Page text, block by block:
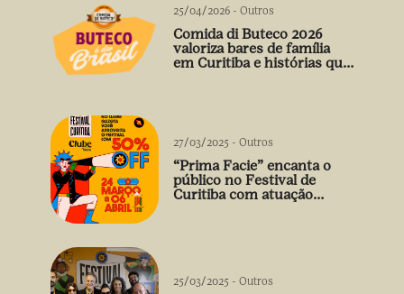
25/04/2026 - Outros
Comida di Buteco 2026
valoriza bares de família
em Curitiba e histórias que
27/03/2025 - Outros
“Prima Facie” encanta o
público no Festival de
Curitiba com atuação
25/03/2025 - Outros